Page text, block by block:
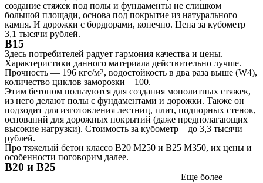
создание стяжек под полы и фундаменты не слишком
большой площади, основа под покрытие из натурального
камня. И дорожки с бордюрами, конечно. Цена за кубометр
3,1 тысячи рублей.
В15
Здесь потребителей радует гармония качества и цены.
Характеристики данного материала действительно лучше.
Прочность — 196 кгс/м2, водостойкость в два раза выше (W4),
количество циклов заморозки – 100.
Этим бетоном пользуются для создания монолитных стяжек,
из него делают полы с фундаментами и дорожки. Также он
подходит для изготовления лестниц, плит, подпорных стенок,
оснований для дорожных покрытий (даже предполагающих
высокие нагрузки). Стоимость за кубометр – до 3,3 тысячи
рублей.
Про тяжелый бетон классо В20 М250 и В25 М350, их цены и
особенности поговорим далее.
В20 и В25
Еще более